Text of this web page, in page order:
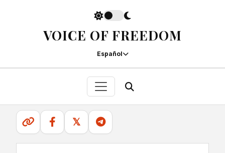
VOICE OF FREEDOM
Español
𝕏